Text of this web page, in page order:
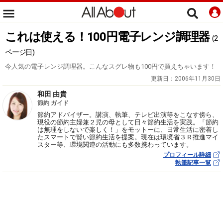
これは使える！100円電子レンジ調理器 (2
ページ目)
今人気の電子レンジ調理器。こんなスグレ物も100円で買えちゃいます！
更新日： 2006年11月30日
和田 由貴
節約 ガイド
節約アドバイザー。講演、執筆、テレビ出演等をこなす傍ら、
現役の節約主婦兼２児の母として日々節約生活を実践。「節約
は無理をしないで楽しく！」をモットーに、日常生活に密着し
たスマートで賢い節約生活を提案。現在は環境省３Ｒ推進マイ
スター等、環境関連の活動にも多数携わっています。
プロフィール詳細
執筆記事一覧